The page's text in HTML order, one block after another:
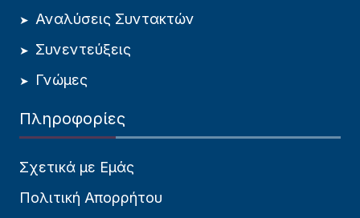
Αναλύσεις Συντακτών
Συνεντεύξεις
Γνώμες
Πληροφορίες
Σχετικά με Εμάς
Πολιτική Απορρήτου